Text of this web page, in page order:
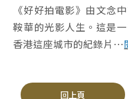
《好好拍電影》由文念
鞍華的光影人生。這是
香港這座城市的紀錄片…
回上頁